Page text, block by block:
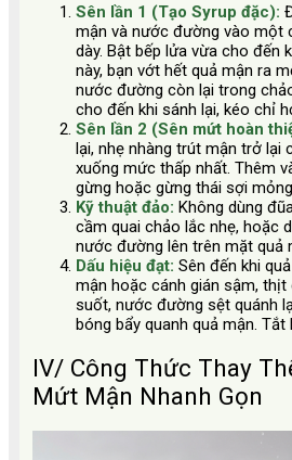
Sên lần 1 (Tạo Syrup đặc):
mận và nước đường vào một
dày. Bật bếp lửa vừa cho đến
này, bạn vớt hết quả mận ra
nước đường còn lại trong
cho đến khi sánh lại, kéo chỉ
Sên lần 2 (Sên mứt hoàn
lại, nhẹ nhàng trút mận trở lại
xuống mức thấp nhất. Thêm
gừng hoặc gừng thái sợi
Kỹ thuật đảo: Không dùng
cầm quai chảo lắc nhẹ, hoặc
nước đường lên trên mặt quả
Dấu hiệu đạt: Sên đến khi
mận hoặc cánh gián sậm,
suốt, nước đường sệt quánh
bóng bẩy quanh quả mận. Tắt
IV/ Công Thức Thay
Mứt Mận Nhanh Gọn